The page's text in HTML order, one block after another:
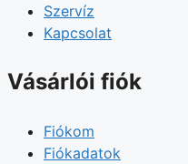
Szervíz
Kapcsolat
Vásárlói fiók
Fiókom
Fiókadatok